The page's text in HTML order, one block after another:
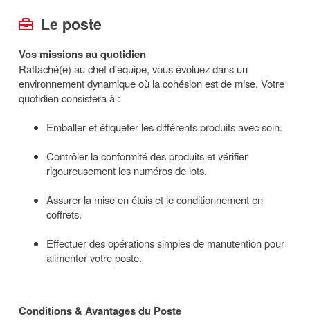
Le poste
Vos missions au quotidien
Rattaché(e) au chef d'équipe, vous évoluez dans un
environnement dynamique où la cohésion est de mise. Votre
quotidien consistera à :
Emballer et étiqueter les différents produits avec soin.
Contrôler la conformité des produits et vérifier
rigoureusement les numéros de lots.
Assurer la mise en étuis et le conditionnement en
coffrets.
Effectuer des opérations simples de manutention pour
alimenter votre poste.
Conditions & Avantages du Poste